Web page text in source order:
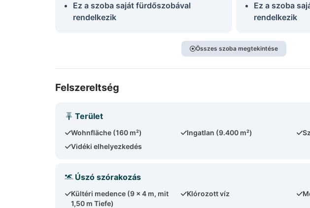
Ez a szoba saját fürdőszobával
rendelkezik
Ez a szoba
rendelkezik
Összes szoba megtekintése
Felszereltség
Terület
Wohnfläche (160 m²) Ingatlan (9.400 m²)
Vidéki elhelyezkedés
Úszó szórakozás
Kültéri medence (9 x 4 m, mit
1,50 m Tiefe)
Klórozott víz